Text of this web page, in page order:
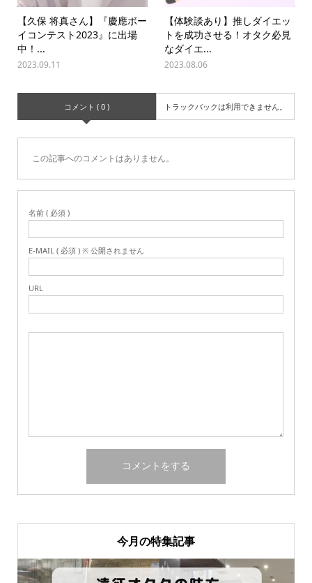
【久保 将真さん】『慶應ボー
イコンテスト2023』に出場
中！...
2023.09.11
【体験談あり】推しダイエッ
トを成功させる！オタク必見
なダイエ...
2023.08.06
コメント ( 0 ) トラックバックは利用できません。
この記事へのコメントはありません。
名前 ( 必須 )
E-MAIL ( 必須 ) ※ 公開されません
URL
今月の特集記事